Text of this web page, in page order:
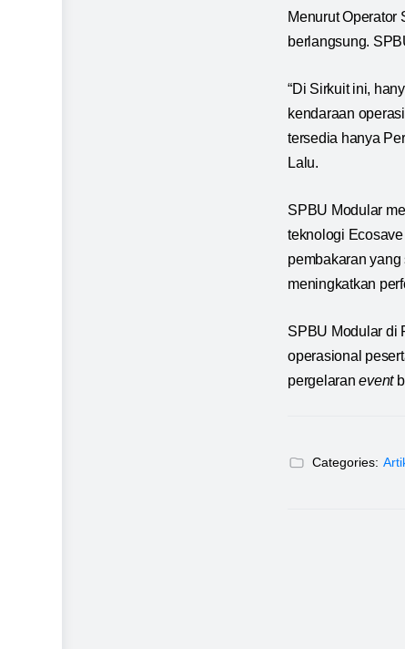
Menurut
berlangsung.
“Di Sirkuit ini,
kendaraan
tersedia hanya
Lalu.
SPBU Modular
teknologi
pembakaran
meningkatkan
SPBU Modular di
operasional
pergelaranevent
Categories: